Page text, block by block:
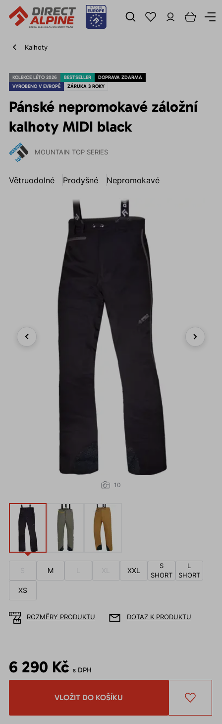
Kalhoty
KOLEKCE LÉTO 2026 BESTSELLER
DOPRAVA ZDARMA
VYROBENO V EVROPĚ
ZÁRUKA 3 ROKY
Pánské nepromokavé záložní
kalhoty MIDI black
MOUNTAIN TOP SERIES
Větruodolné Prodyšné Nepromokavé
10
S M XL XXL
S
SHORT
L
SHORT
XS
ROZMĚRY PRODUKTU DOTAZ K PRODUKTU
6 290 Kč s DPH
VLOŽIT DO KOŠÍKU